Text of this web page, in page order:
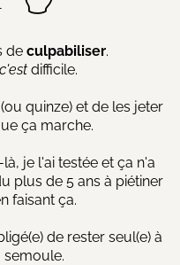
de culpabiliser.
c'est difficile.
quinze) et de les jeter
ça marche.
je l'ai testée et ça n'a
plus de 5 ans à piétiner
faisant ça.
de rester seul(e) à
semoule.